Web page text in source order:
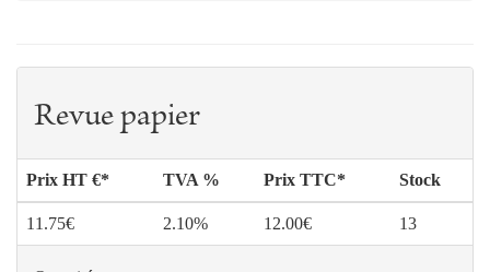
Revue papier
Prix HT €* TVA % Prix TTC* Stock
11.75€ 2.10% 12.00€ 13